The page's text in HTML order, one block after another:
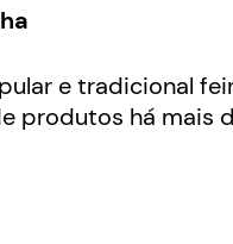
e tradicional
produtos há mais